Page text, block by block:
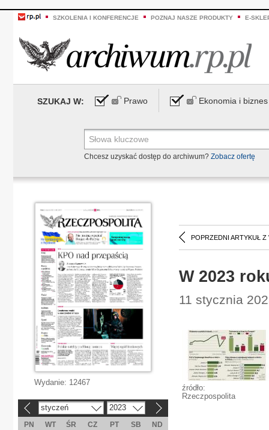
SZKOLENIA I KONFERENCJE POZNAJ NASZE PRODUKTY E-
SZUKAJ W: Prawo Ekonomia i biznes
Chcesz uzyskać dostęp do archiwum? Zobacz ofertę
POPRZEDNI ARTYKUŁ Z
W 2023
11 stycznia
źródło:
Rzeczpospolita
Wydanie: 12467
styczeń 2023
PN WT ŚR CZ PT SB
ND